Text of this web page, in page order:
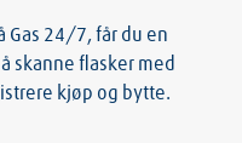
Gas 24/7, får du en
skanne flasker med
kjøp og bytte.